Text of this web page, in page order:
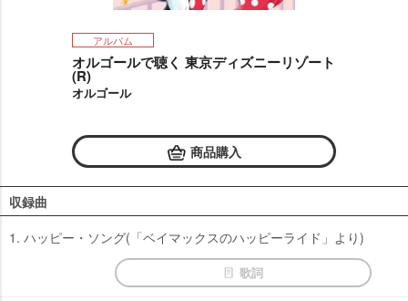
アルバム
オルゴールで聴く 東京ディズニーリゾート
(R)
オルゴール
商品購入
収録曲
1. ハッピー・ソング(「ベイマックスのハッピーライド」より)
歌詞